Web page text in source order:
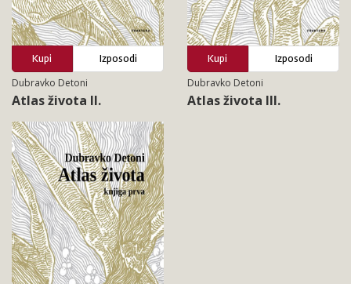
Kupi
Izposodi
Dubravko Detoni
Atlas života II.
Kupi
Izposodi
Dubravko Detoni
Atlas života III.